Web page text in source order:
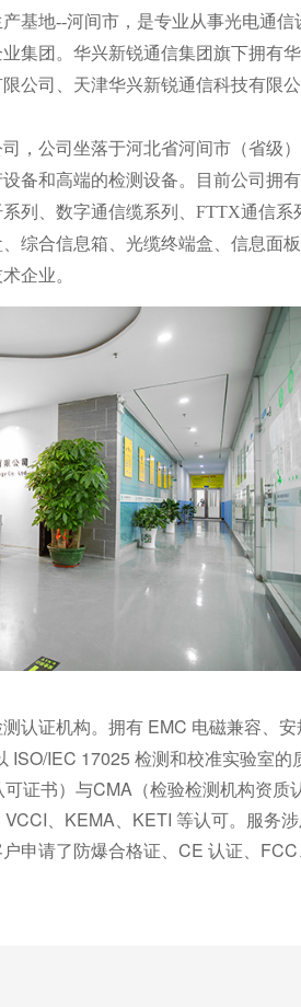
基地--河间市，是专业从事光电通
集团。华兴新锐通信集团旗下拥有
公司、天津华兴新锐通信科技有限
，公司坐落于河北省河间市（省级
备和高端的检测设备。目前公司拥
列、数字通信缆系列、FTTX通信
综合信息箱、光缆终端盒、信息面
企业。
认证机构。拥有 EMC 电磁兼容、安
IEC 17025 检测和校准实验室
证书）与CMA（检验检测机构资质
、KEMA、KETI 等认可。服务
申请了防爆合格证、CE 认证、